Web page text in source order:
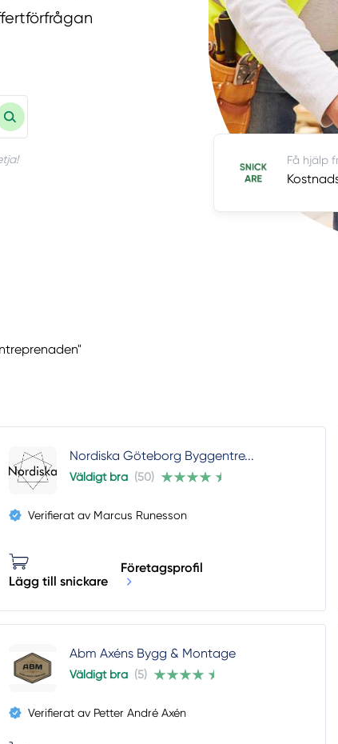
Få hjälp
Nordiska Göteborg Byggentre...
Väldigt bra (50)
Verifierat av Marcus Runesson
Lägg till snickare
Företagsprofil
Abm Axéns Bygg & Montage
Väldigt bra (5)
Verifierat av Petter André Axén